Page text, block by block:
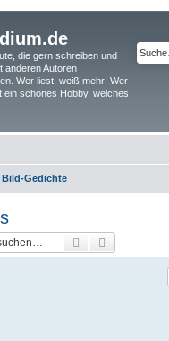
die gern schreiben und
anderen Autoren
Wer liest, weiß mehr! Wer
schönes Hobby, welches
Bild-Gedichte
Suche